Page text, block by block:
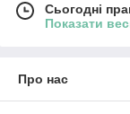
Сьогодні
Показати
Про нас